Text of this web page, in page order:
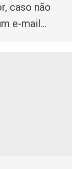
caso não
e-mail…